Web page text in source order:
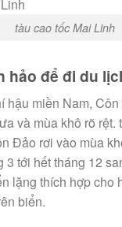
tàu cao tốc Mai Linh
hảo để đi du
hậu miền Nam,
và mùa khô rõ rệt.
Đảo rơi vào mùa
3 tới hết tháng 12
lặng thích hợpcho
biển.